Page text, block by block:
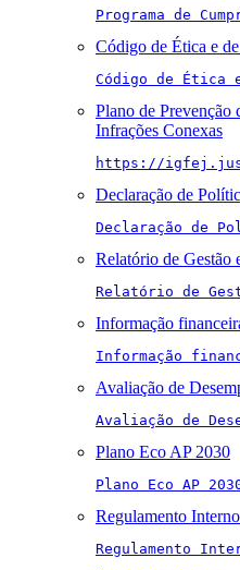
Programa de
Código de Ética e
Código de Ética
Plano de Prevenção
Infrações Conexas
https://
Declaração de
Declaração de
Relatório de Gestão
Relatório de
Informação
Informação
Avaliação de
Avaliação de
Plano Eco AP 2030
Plano Eco AP
Regulamento Interno
Regulamento